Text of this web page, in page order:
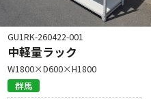
GU1RK-260422-001
中軽量ラック
W1800×D600×H1800
群馬